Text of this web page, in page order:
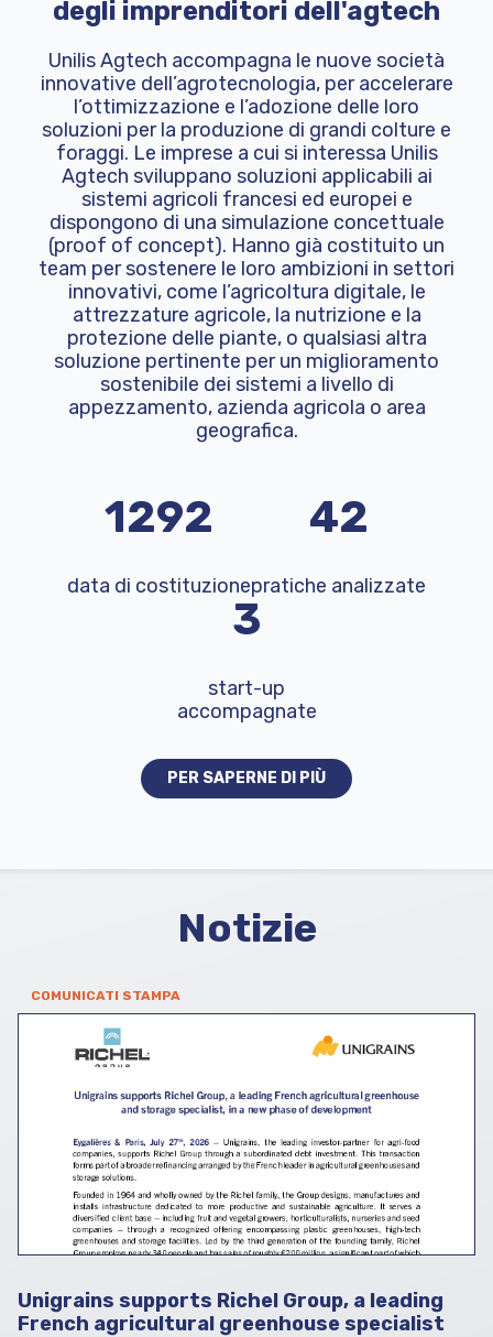
degli imprenditori dell'agtech
Unilis Agtech accompagna le nuove società
innovative dell’agrotecnologia, per accelerare
l’ottimizzazione e l’adozione delle loro
soluzioni per la produzione di grandi colture e
foraggi. Le imprese a cui si interessa Unilis
Agtech sviluppano soluzioni applicabili ai
sistemi agricoli francesi ed europei e
dispongono di una simulazione concettuale
(proof of concept). Hanno già costituito un
team per sostenere le loro ambizioni in settori
innovativi, come l’agricoltura digitale, le
attrezzature agricole, la nutrizione e la
protezione delle piante, o qualsiasi altra
soluzione pertinente per un miglioramento
sostenibile dei sistemi a livello di
appezzamento, azienda agricola o area
geografica.
2020
data di costituzione
67
pratiche analizzate
6
start-up
accompagnate
PER SAPERNE DI PIÙ
Notizie
COMUNICATI STAMPA
Unigrains supports Richel Group, a leading
French agricultural greenhouse specialist